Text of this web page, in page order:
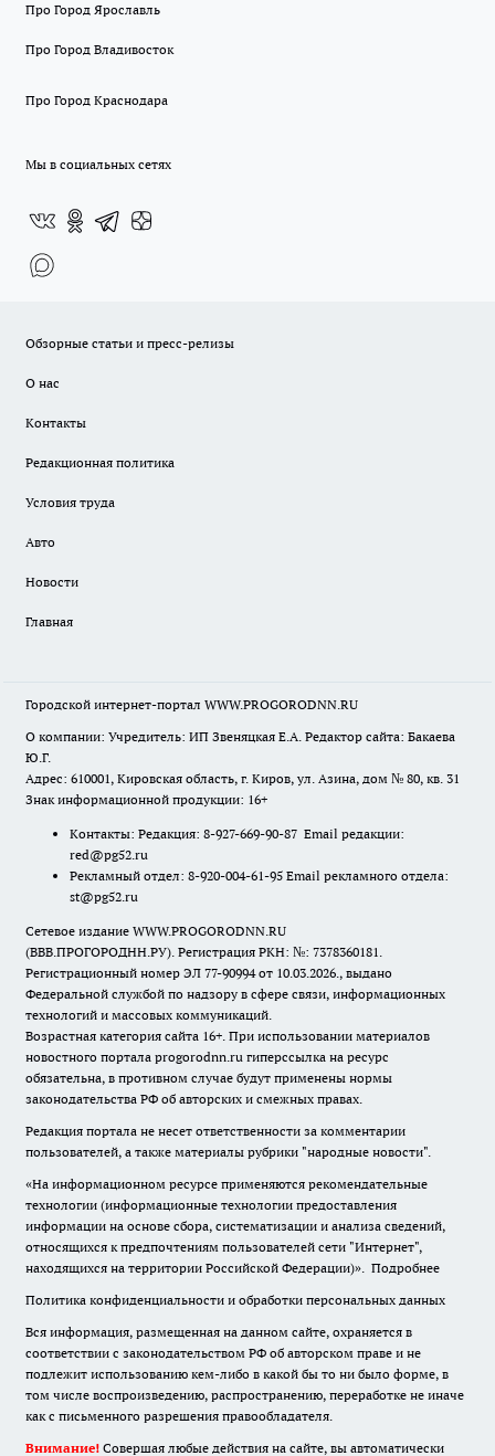
Про Город Ярославль
Про Город Владивосток
Про Город Краснодара
Мы в социальных сетях
Обзорные статьи и пресс-релизы
О нас
Контакты
Редакционная политика
Условия труда
Авто
Новости
Главная
Городской интернет-портал WWW.PROGORODNN.RU
О компании: Учредитель: ИП Звеняцкая Е.А. Редактор сайта: Бакаева
Ю.Г.
Адрес: 610001, Кировская область, г. Киров, ул. Азина, дом № 80, кв. 31
Знак информационной продукции: 16+
Контакты: Редакция: 8-927-669-90-87 Email редакции:
red@pg52.ru
Рекламный отдел: 8-920-004-61-95 Email рекламного отдела:
st@pg52.ru
Сетевое издание WWW.PROGORODNN.RU
(ВВВ.ПРОГОРОДНН.РУ). Регистрация РКН: №: 7378360181.
Регистрационный номер ЭЛ 77-90994 от 10.03.2026., выдано
Федеральной службой по надзору в сфере связи, информационных
технологий и массовых коммуникаций.
Возрастная категория сайта 16+. При использовании материалов
новостного портала progorodnn.ru гиперссылка на ресурс
обязательна, в противном случае будут применены нормы
законодательства РФ об авторских и смежных правах.
Редакция портала не несет ответственности за комментарии
пользователей, а также материалы рубрики "народные новости".
«На информационном ресурсе применяются рекомендательные
технологии (информационные технологии предоставления
информации на основе сбора, систематизации и анализа сведений,
относящихся к предпочтениям пользователей сети "Интернет",
находящихся на территории Российской Федерации)». Подробнее
Политика конфиденциальности и обработки персональных данных
Вся информация, размещенная на данном сайте, охраняется в
соответствии с законодательством РФ об авторском праве и не
подлежит использованию кем-либо в какой бы то ни было форме, в
том числе воспроизведению, распространению, переработке не иначе
как с письменного разрешения правообладателя.
Внимание! Совершая любые действия на сайте, вы автоматически